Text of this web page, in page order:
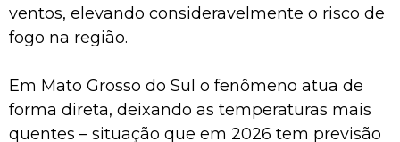
ventos, elevando consideravelmente o risco de
fogo na região.
Em Mato Grosso do Sul o fenômeno atua de
forma direta, deixando as temperaturas mais
quentes – situação que em 2026 tem previsão